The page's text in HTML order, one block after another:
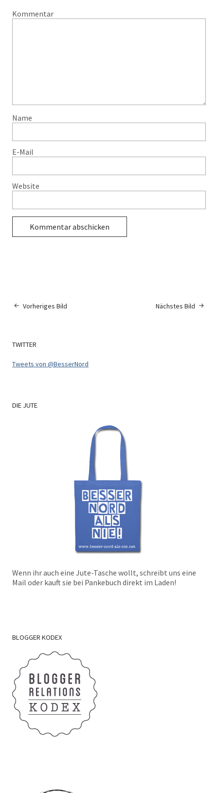
Kommentar
Name
E-Mail
Website
Nächstes Bild
Vorheriges Bild
TWITTER
Tweets von @BesserNord
DIE JUTE
Wenn ihr auch eine Jute-Tasche wollt, schreibt uns eine
Mail oder kauft sie bei Pankebuch direkt im Laden!
BLOGGER KODEX